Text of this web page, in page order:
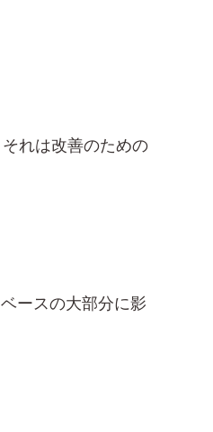
れは改善のための
ースの大部分に影